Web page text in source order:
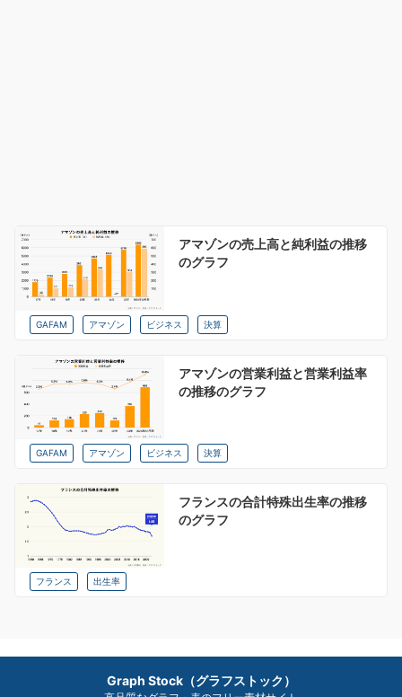
アマゾンの売上高と純利益の推移
のグラフ
GAFAM アマゾン ビジネス 決算
アマゾンの営業利益と営業利益率
の推移のグラフ
GAFAM アマゾン ビジネス 決算
フランスの合計特殊出生率の推移
のグラフ
フランス 出生率
Graph Stock（グラフストック）